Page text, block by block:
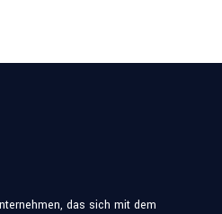
das sich mit dem